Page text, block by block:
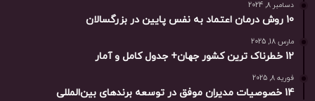
دسامبر 8, 2024
10 روش درمان اعتماد به نفس پایین در بزرگسالان
مارس 18, 2025
12 خطرناک ترین کشور جهان+ جدول کامل و آمار
فوریه 8, 2025
14 خصوصیات مدیران موفق در توسعه برندهای بین‌المللی